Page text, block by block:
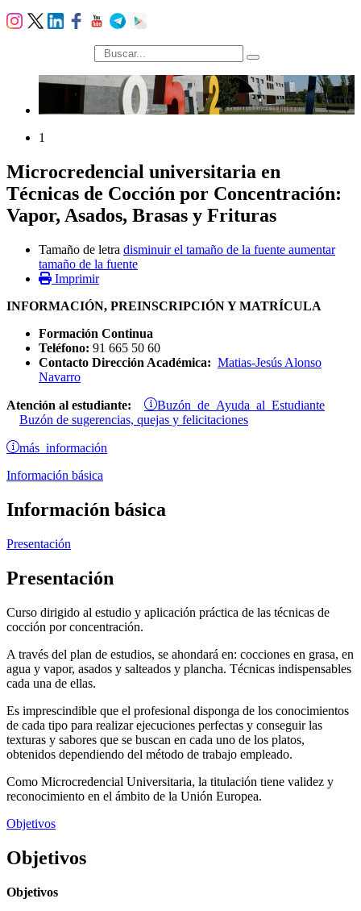
búsqueda
1
Microcredencial universitaria en
Técnicas de Cocción por Concentración:
Vapor, Asados, Brasas y Frituras
Tamaño de letra disminuir el tamaño de la fuente aumentar
tamaño de la fuente
Imprimir
INFORMACIÓN, PREINSCRIPCIÓN Y MATRÍCULA
Formación Continua
Teléfono: 91 665 50 60
Contacto Dirección Académica: Matias-Jesús Alonso
Navarro
Atención al estudiante: Buzón de Ayuda al Estudiante
Buzón de sugerencias, quejas y felicitaciones
más información
Información básica
Información básica
Presentación
Presentación
Curso dirigido al estudio y aplicación práctica de las técnicas de
cocción por concentración.
A través del plan de estudios, se ahondará en: cocciones en grasa, en
agua y vapor, asados y salteados y plancha. Técnicas indispensables
cada una de ellas.
Es imprescindible que el profesional disponga de los conocimientos
de cada tipo para realizar ejecuciones perfectas y conseguir las
texturas y sabores que se buscan en cada uno de los platos,
obtenidos dependiendo del método de trabajo empleado.
Como Microcredencial Universitaria, la titulación tiene validez y
reconocimiento en el ámbito de la Unión Europea.
Objetivos
Objetivos
Objetivos